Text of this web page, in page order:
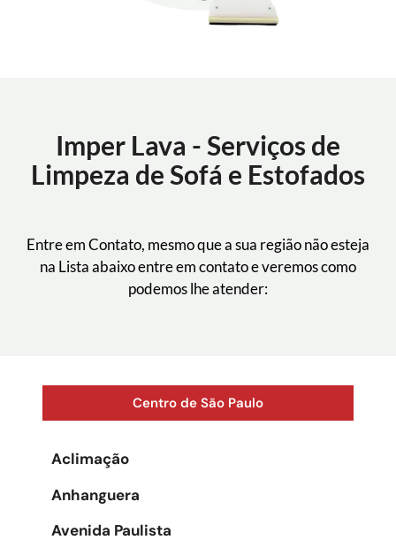
Imper Lava - Serviços de
Limpeza de Sofá e Estofados
Entre em Contato, mesmo que a sua região não esteja
na Lista abaixo entre em contato e veremos como
podemos lhe atender:
Centro de São Paulo
Aclimação
Anhanguera
Avenida Paulista